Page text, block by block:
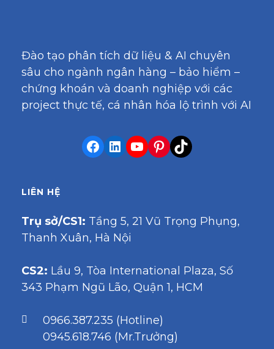
Đào tạo phân tích dữ liệu & AI chuyên
sâu cho ngành ngân hàng – bảo hiểm –
chứng khoán và doanh nghiệp với các
project thực tế, cá nhân hóa lộ trình với AI
LIÊN HỆ
Trụ sở/CS1: Tầng 5, 21 Vũ Trọng Phụng,
Thanh Xuân, Hà Nội
CS2: Lầu 9, Tòa International Plaza, Số
343 Phạm Ngũ Lão, Quận 1, HCM
0966.387.235 (Hotline)
0945.618.746 (Mr.Trưởng)